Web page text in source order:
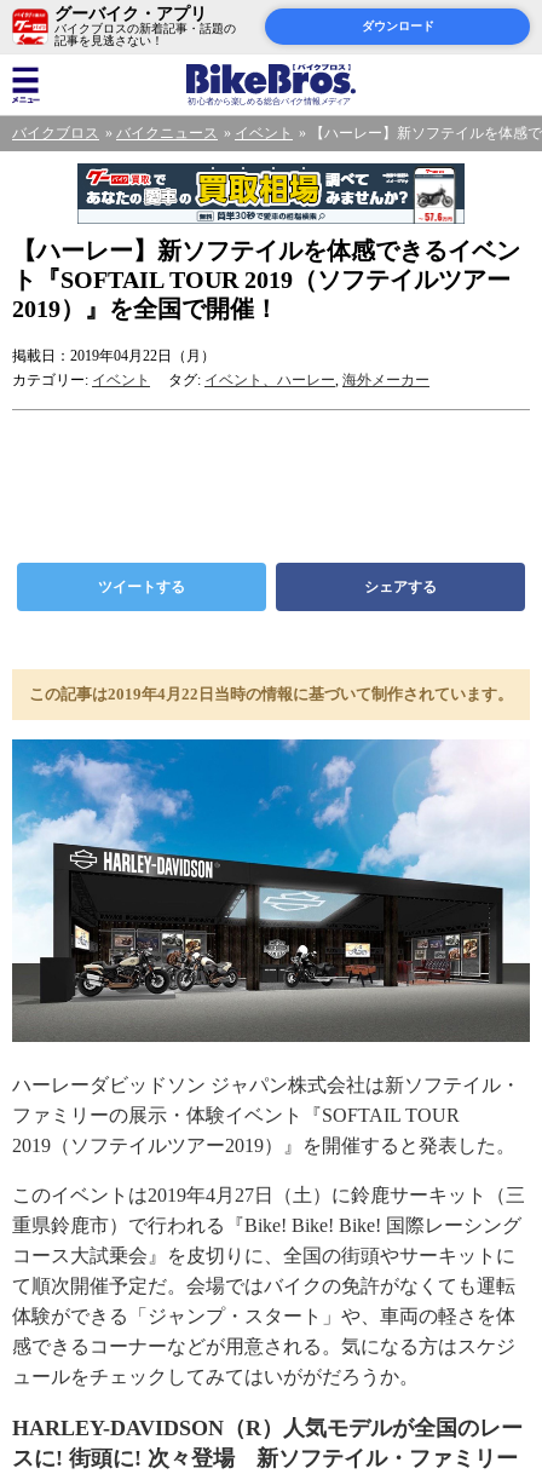
グーバイク・アプリ
バイクブロスの新着記事・話題の
記事を見逃さない！
ダウンロード
バイクブロス バイクニュース イベント 【ハーレー】新ソフテイルを体感
【ハーレー】新ソフテイルを体感できるイベン
ト『SOFTAIL TOUR 2019（ソフテイルツアー
2019）』を全国で開催！
掲載日：2019年04月22日（月）
カテゴリー: イベント タグ: イベント、ハーレー, 海外メーカー
ツイートする シェアする
この記事は2019年4月22日当時の情報に基づいて制作されています。
ハーレーダビッドソン ジャパン株式会社は新ソフテイル・
ファミリーの展示・体験イベント『SOFTAIL TOUR
2019（ソフテイルツアー2019）』を開催すると発表した。
このイベントは2019年4月27日（土）に鈴鹿サーキット（三
重県鈴鹿市）で行われる『Bike! Bike! Bike! 国際レーシング
コース大試乗会』を皮切りに、全国の街頭やサーキットに
て順次開催予定だ。会場ではバイクの免許がなくても運転
体験ができる「ジャンプ・スタート」や、車両の軽さを体
感できるコーナーなどが用意される。気になる方はスケジ
ュールをチェックしてみてはいががだろうか。
HARLEY-DAVIDSON（R）人気モデルが全国のレー
スに! 街頭に! 次々登場 新ソフテイル・ファミリー